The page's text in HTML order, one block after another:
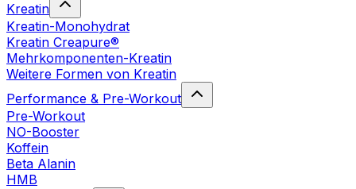
Kreatin
Kreatin-Monohydrat
Kreatin Creapure®
Mehrkomponenten-Kreatin
Weitere Formen von Kreatin
Performance & Pre-Workout
Pre-Workout
NO-Booster
Koffein
Beta Alanin
HMB